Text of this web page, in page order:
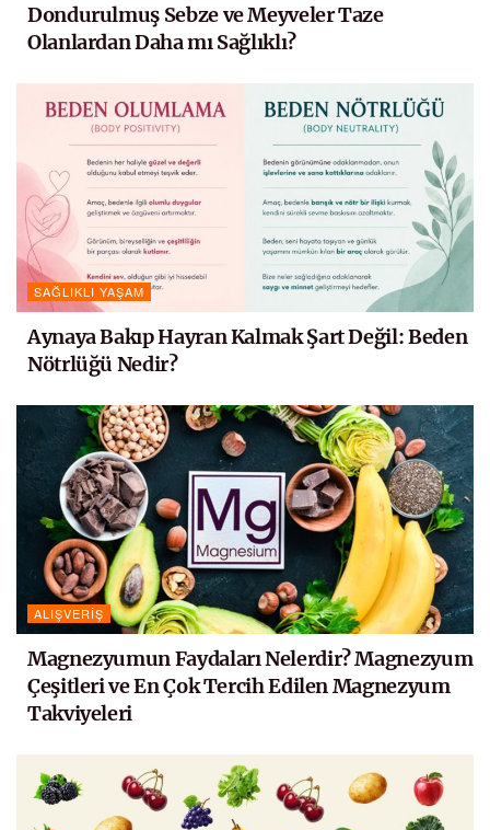
Dondurulmuş Sebze ve Meyveler Taze
Olanlardan Daha mı Sağlıklı?
SAĞLIKLI YAŞAM
Aynaya Bakıp Hayran Kalmak Şart Değil: Beden
Nötrlüğü Nedir?
ALIŞVERIŞ
Magnezyumun Faydaları Nelerdir? Magnezyum
Çeşitleri ve En Çok Tercih Edilen Magnezyum
Takviyeleri